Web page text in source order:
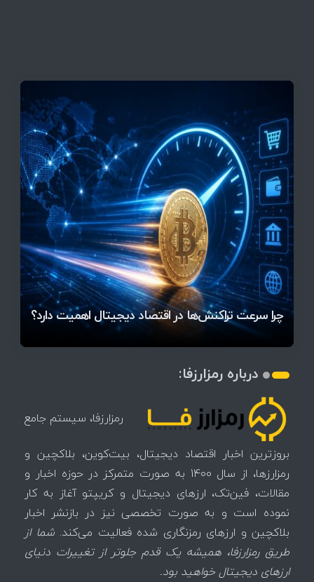
راهنمای انتخاب مسیر مناسب برای ورود به بازار ارز
دیجیتال
چرا سرعت تراکنش‌ها در اقتصاد دیجیتال اهمیت دارد؟
آخرین وضعیت بازار رمزارزها در جهان / مهم‌ترین
تهدید بیت‌کوین مشخص شد
اتفاق تاریخی در بازار رمزارزها / بیت‌کوین سبز شد
قیمت تتر، بیت‌کوین و اتریوم امروز دوشنبه ۵ مرداد
۱۴۰۵ | بیت‌کوین این مرز را از دست بدهد، همه‌چیز
تغییر می‌کند
رقابت پنهان دولت‌ها بر سر بیت‌کوین/ ۱۰ کشور برتر
کدامند؟
اتفاق مهم در بازار رمزارزها / بیت‌کوین وارد فاز تازه شد
تازه‌ترین رسوایی ارز دیجیتال؛ شکایت میلیاردی روی
میز / ۶۲۲ بیت‌کوین کجا رفت؟
درباره رمزارزفا:
رمزارزفا، سیستم جامع
بروزترین اخبار اقتصاد دیجیتال، بیت‌کوین، بلاکچین و
رمزارزها، از سال 1400 به صورت متمرکز در حوزه اخبار و
مقالات، فین‌تک، ارزهای‌ دیجیتال و کریپتو آغاز به کار
نموده است و به صورت تخصصی نیز در بازنشر اخبار
بلاکچین و ارزهای رمزنگاری شده فعالیت می‌کند.شما از
طریق رمزارزفا، همیشه یک قدم جلوتر از تغییرات دنیای
ارزهای دیجیتال خواهید بود.